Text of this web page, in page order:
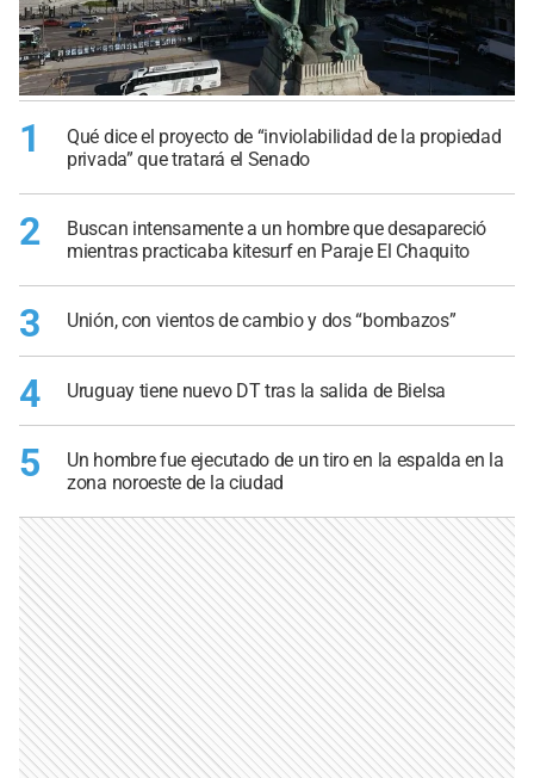
1
Qué dice el proyecto de “inviolabilidad de la propiedad
privada” que tratará el Senado
2
Buscan intensamente a un hombre que desapareció
mientras practicaba kitesurf en Paraje El Chaquito
3 Unión, con vientos de cambio y dos “bombazos”
4 Uruguay tiene nuevo DT tras la salida de Bielsa
5
Un hombre fue ejecutado de un tiro en la espalda en la
zona noroeste de la ciudad